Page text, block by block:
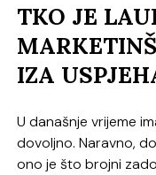
TKO JE
IZA
U današnje vrijeme
dovoljno. Naravno,
ono je što brojni